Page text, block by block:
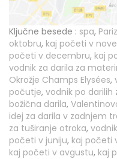
Ključne besede : spa,
oktobru, kaj početi v
početi v decembru, kaj
vodnik za darila za
Okrožje Champs Elysées,
počutje, vodnik po
božična darila,
idej za darila v zadnjem
za tuširanje otroka,
početi v juniju, kaj početi
kaj početi v avgustu, kaj